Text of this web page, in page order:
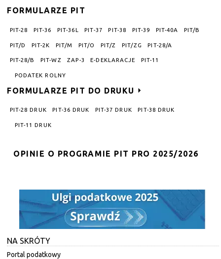
FORMULARZE PIT
PIT-28 PIT-36 PIT-36L PIT-37 PIT-38 PIT-39 PIT-40A PIT/B
PIT/D PIT-2K PIT/M PIT/O PIT/Z PIT/ZG PIT-28/A
PIT-28/B PIT-WZ ZAP-3 E-DEKLARACJE PIT-11
PODATEK ROLNY
FORMULARZE PIT DO DRUKU
PIT-28 DRUK PIT-36 DRUK PIT-37 DRUK PIT-38 DRUK
PIT-11 DRUK
OPINIE O PROGRAMIE PIT PRO 2025/2026
NA SKRÓTY
Portal podatkowy